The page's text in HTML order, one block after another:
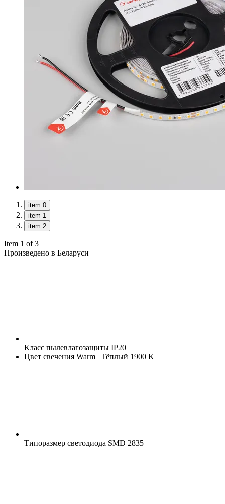
item 0
item 1
item 2
Item 1 of 3
Произведено в Беларуси
Класс пылевлагозащиты IP20
Цвет свечения Warm | Тёплый 1900 K
Типоразмер светодиода SMD 2835